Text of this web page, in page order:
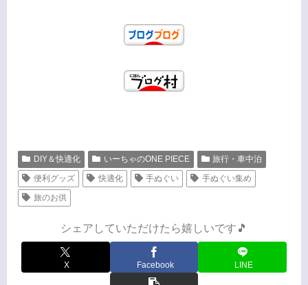
DIY＆快適化 いーちゃのONE PIECE
旅行・車中泊
便利グッズ
快適化 手ぬぐい
手ぬぐい集め
旅のお供
シェアしていただけたら嬉しいです🎵
X Facebook LINE